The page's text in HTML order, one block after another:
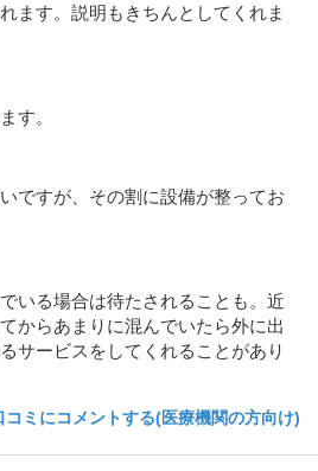
ます。説明もきちんとしてくれま
す。
ですが、その割に設備が整ってお
いる場合は待たされることも。近
からあまりに混んでいたら外に出
サービスをしてくれることがあり
ミにコメントする(医療機関の方向け)